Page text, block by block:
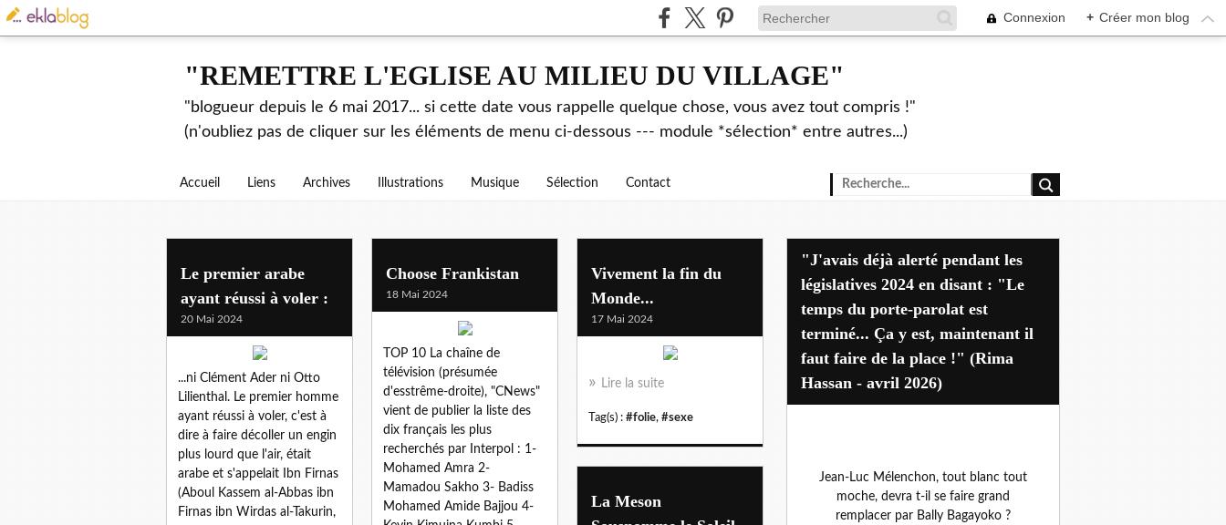
Connexion + Créer mon blog
"REMETTRE L'EGLISE AU MILIEU DU VILLAGE"
"blogueur depuis le 6 mai 2017... si cette date vous rappelle quelque chose, vous avez tout compris !"
(n'oubliez pas de cliquer sur les éléments de menu ci-dessous --- module *sélection* entre autres...)
Accueil Liens Archives Illustrations Musique Sélection Contact
Le premier arabe
ayant réussi à voler :
20 Mai 2024
...ni Clément Ader ni Otto
Lilienthal. Le premier homme
ayant réussi à voler, c'est à
dire à faire décoller un engin
plus lourd que l'air, était
arabe et s'appelait Ibn Firnas
(Aboul Kassem al-Abbas ibn
Firnas ibn Wirdas al-Takurin,
Choose Frankistan
18 Mai 2024
TOP 10 La chaîne de
télévision (présumée
d'esstrême-droite), "CNews"
vient de publier la liste des
dix français les plus
recherchés par Interpol : 1-
Mohamed Amra 2-
Mamadou Sakho 3- Badiss
Mohamed Amide Bajjou 4-
Vivement la fin du
Monde...
17 Mai 2024
Lire la suite
Tag(s) : #folie, #sexe
La Meson
"J'avais déjà alerté pendant les
législatives 2024 en disant : "Le
temps du porte-parolat est
terminé... Ça y est, maintenant il
faut faire de la place !" (Rima
Hassan - avril 2026)
Jean-Luc Mélenchon, tout blanc tout
moche, devra t-il se faire grand
remplacer par Bally Bagayoko ?